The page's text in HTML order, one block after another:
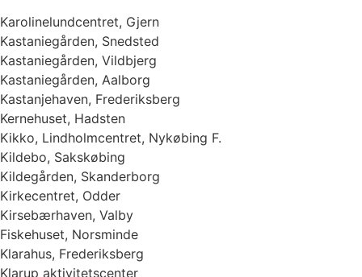
Karolinelundcentret, Gjern
Kastaniegården, Snedsted
Kastaniegården, Vildbjerg
Kastaniegården, Aalborg
Kastanjehaven, Frederiksberg
Kernehuset, Hadsten
Kikko, Lindholmcentret, Nykøbing F.
Kildebo, Sakskøbing
Kildegården, Skanderborg
Kirkecentret, Odder
Kirsebærhaven, Valby
Fiskehuset, Norsminde
Klarahus, Frederiksberg
Klarup aktivitetscenter